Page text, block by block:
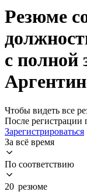
Резюме
с полной
Чтобы видеть все
После
Зарегистрироваться
За всё время
По соответствию
20 резюме